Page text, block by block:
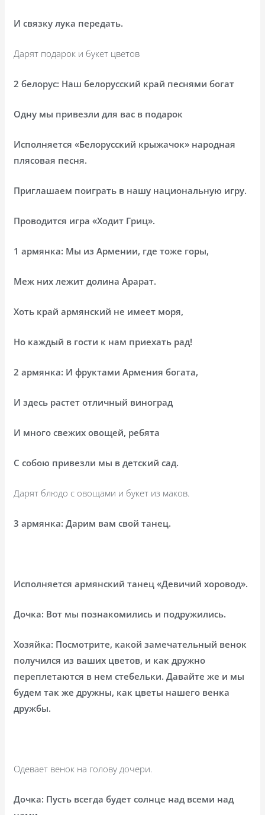
И связку лука передать.
Дарят подарок и букет цветов
2 белорус: Наш белорусский край песнями богат
Одну мы привезли для вас в подарок
Исполняется «Белорусский крыжачок» народная
плясовая песня.
Приглашаем поиграть в нашу национальную игру.
Проводится игра «Ходит Гриц».
1 армянка: Мы из Армении, где тоже горы,
Меж них лежит долина Арарат.
Хоть край армянский не имеет моря,
Но каждый в гости к нам приехать рад!
2 армянка: И фруктами Армения богата,
И здесь растет отличный виноград
И много свежих овощей, ребята
С собою привезли мы в детский сад.
Дарят блюдо с овощами и букет из маков.
3 армянка: Дарим вам свой танец.
Исполняется армянский танец «Девичий хоровод».
Дочка: Вот мы познакомились и подружились.
Хозяйка: Посмотрите, какой замечательный венок
получился из ваших цветов, и как дружно
переплетаются в нем стебельки. Давайте же и мы
будем так же дружны, как цветы нашего венка
дружбы.
Одевает венок на голову дочери.
Дочка: Пусть всегда будет солнце над всеми над